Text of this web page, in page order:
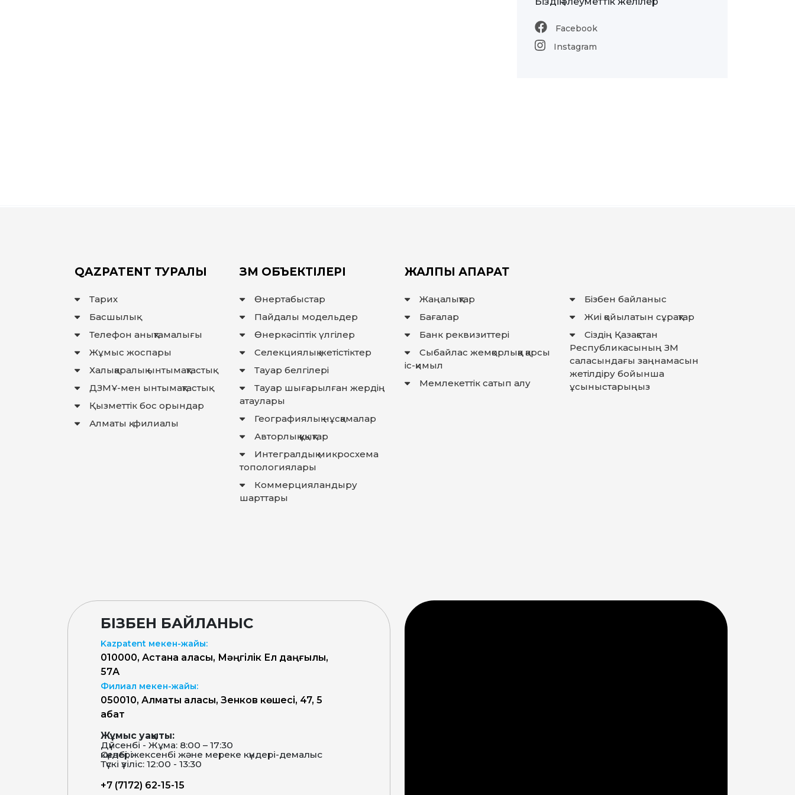
Facebook
Instagram
QAZPATENT ТУРАЛЫ
Тарих
Басшылық
Телефон анықтамалығы
Жұмыс жоспары
Халықаралық ынтымақтастық
ДЗМҰ-мен ынтымақтастық
Қызметтік бос орындар
Алматы қ. филиалы
ЗМ ОБЪЕКТІЛЕРІ
Өнертабыстар
Пайдалы модельдер
Өнеркәсіптік үлгілер
Селекциялық жетістіктер
Тауар белгілері
Тауар шығарылған жердiң
атаулары
Географиялық нұсқамалар
Авторлық құқықтар
Интегралдық микросхема
топологиялары
Коммерцияландыру
шарттары
ЖАЛПЫ АҚПАРАТ
Жаңалықтар
Бағалар
Банк реквизиттері
Сыбайлас жемқорлыққа қарсы
іс-қимыл
Мемлекеттiк сатып алу
Бізбен байланыс
Жиі қойылатын сұрақтар
Сіздің Қазақстан
Республикасының ЗМ
саласындағы заңнамасын
жетілдіру бойынша
ұсыныстарыңыз
БІЗБЕН БАЙЛАНЫС
Kazpatent мекен-жайы:
010000, Астана қаласы, Мәңгілік Ел даңғылы,
57А
Филиал мекен-жайы:
050010, Алматы қаласы, Зенков көшесі, 47, 5
қабат
Жұмыс уақыты:
Дүйсенбі - Жұма: 8:00 – 17:30
Сенбі, жексенбі және мереке күндері-демалыс күндері
Түскі үзіліс: 12:00 - 13:30
+7 (7172) 62-15-15